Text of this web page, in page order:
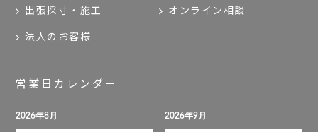
出張採寸・施工 オンライン相談
法人のお客様
営業日カレンダー